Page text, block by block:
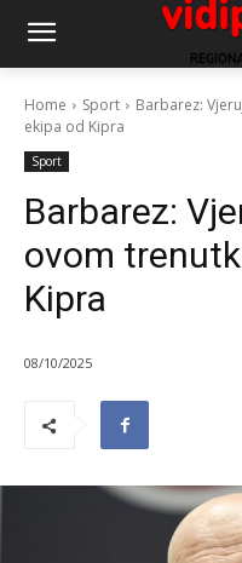
Home Sport
Barbarez:
ekipa od Kipra
Sport
Barbarez:
ovom
Kipra
08/10/2025